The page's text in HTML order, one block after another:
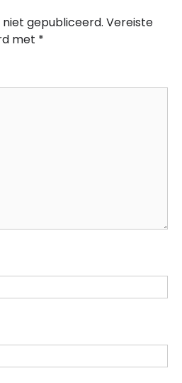
gepubliceerd. Vereiste
met *